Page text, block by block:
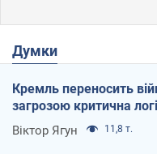
Думки
Кремль переносить
загрозою критична
Віктор Ягун 11,8 т.